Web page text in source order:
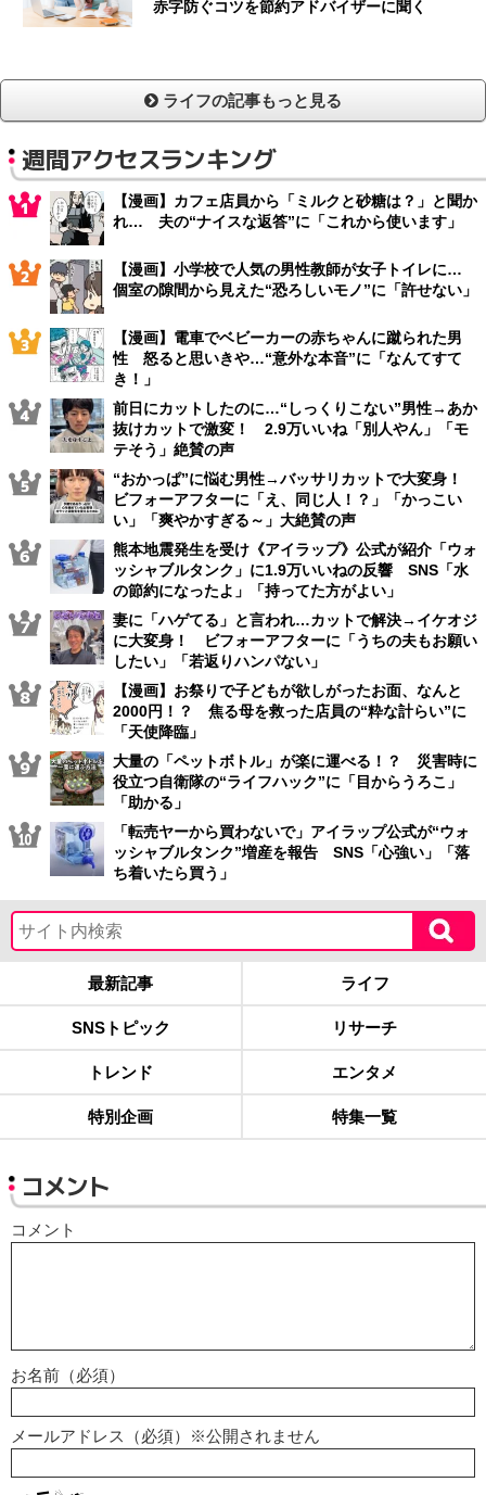
赤字防ぐコツを節約アドバイザーに聞く
ライフの記事もっと見る
週間アクセスランキング
【漫画】カフェ店員から「ミルクと砂糖は？」と聞か
れ… 夫の“ナイスな返答”に「これから使います」
【漫画】小学校で人気の男性教師が女子トイレに…
個室の隙間から見えた“恐ろしいモノ”に「許せない」
【漫画】電車でベビーカーの赤ちゃんに蹴られた男
性 怒ると思いきや…“意外な本音”に「なんてすて
き！」
前日にカットしたのに…“しっくりこない”男性→あか
抜けカットで激変！ 2.9万いいね「別人やん」「モ
テそう」絶賛の声
“おかっぱ”に悩む男性→バッサリカットで大変身！
ビフォーアフターに「え、同じ人！？」「かっこい
い」「爽やかすぎる～」大絶賛の声
熊本地震発生を受け《アイラップ》公式が紹介「ウォ
ッシャブルタンク」に1.9万いいねの反響 SNS「水
の節約になったよ」「持ってた方がよい」
妻に「ハゲてる」と言われ…カットで解決→イケオジ
に大変身！ ビフォーアフターに「うちの夫もお願い
したい」「若返りハンパない」
【漫画】お祭りで子どもが欲しがったお面、なんと
2000円！？ 焦る母を救った店員の“粋な計らい”に
「天使降臨」
大量の「ペットボトル」が楽に運べる！？ 災害時に
役立つ自衛隊の“ライフハック”に「目からうろこ」
「助かる」
「転売ヤーから買わないで」アイラップ公式が“ウォ
ッシャブルタンク”増産を報告 SNS「心強い」「落
ち着いたら買う」
最新記事 ライフ
SNSトピック リサーチ
トレンド エンタメ
特別企画 特集一覧
コメント
コメント
お名前（必須）
メールアドレス（必須）※公開されません